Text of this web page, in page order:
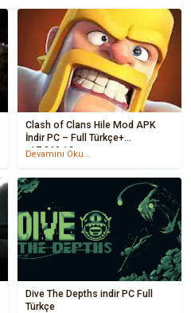
Clash of Clans Hile Mod APK
İndir PC – Full Türkçe+
v17.360.13
Devamını Oku...
Dive The Depths indir PC Full
Türkçe